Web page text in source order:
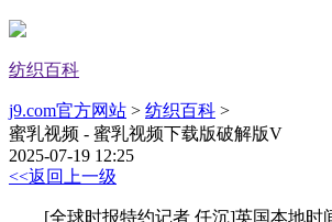
纺织百科
j9.com官方网站 > 纺织百科 >
蜜乳视频 - 蜜乳视频下载版破解版V
2025-07-19 12:25
<<返回上一级
[全球时报特约记者 任沉]英国本地时间